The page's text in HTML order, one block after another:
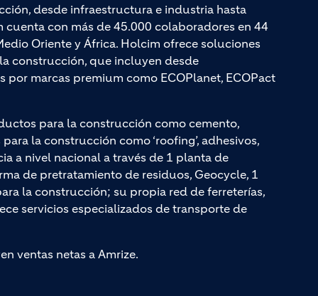
desde infraestructura e industria hasta
cuenta con más de 45.000 colaboradores en 44
Oriente y África. Holcim ofrece soluciones
construcción, que incluyen desde
marcas premium como ECOPlanet, ECOPact
para la construcción como cemento,
la construcción como ‘roofing’, adhesivos,
a nivel nacional a través de 1 planta de
de pretratamiento de residuos, Geocycle, 1
la construcción; su propia red de ferreterías,
servicios especializados de transporte de
ventas netas a Amrize.